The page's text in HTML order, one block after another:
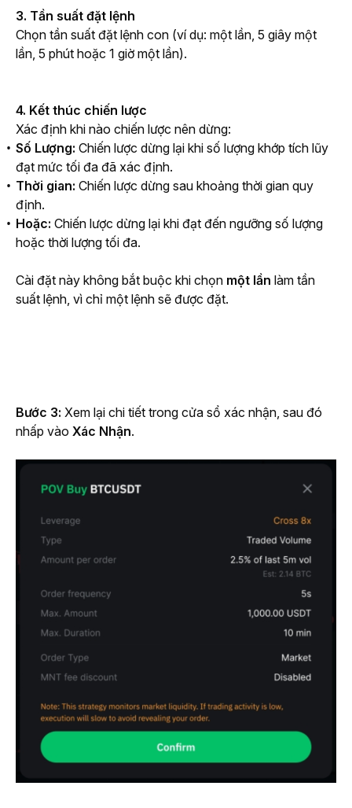
3. Tần suất đặt lệnh
Chọn tần suất đặt lệnh con (ví dụ: một lần, 5 giây một
lần, 5 phút hoặc 1 giờ một lần).
4. Kết thúc chiến lược
Xác định khi nào chiến lược nên dừng:
Số Lượng: Chiến lược dừng lại khi số lượng khớp tích lũy
đạt mức tối đa đã xác định.
Thời gian: Chiến lược dừng sau khoảng thời gian quy
định.
Hoặc: Chiến lược dừng lại khi đạt đến ngưỡng số lượng
hoặc thời lượng tối đa.
Cài đặt này không bắt buộc khi chọn một lần làm tần
suất lệnh, vì chỉ một lệnh sẽ được đặt.
Bước 3: Xem lại chi tiết trong cửa sổ xác nhận, sau đó
nhấp vào Xác Nhận.